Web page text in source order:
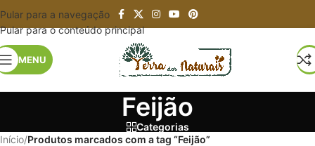
Pular para a navegação
Pular para o conteúdo principal
MENU
Feijão
Categorias
Início/Produtos marcados com a tag “Feijão”